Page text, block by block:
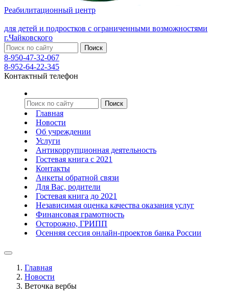
Реабилитационный центр
для детей и подростков с ограниченными возможностями
г.Чайковского
8-950-47-32-067
8-952-64-22-345
Контактный телефон
Главная
Новости
Об учреждении
Услуги
Антикоррупционная деятельность
Гостевая книга с 2021
Контакты
Анкеты обратной связи
Для Вас, родители
Гостевая книга до 2021
Независимая оценка качества оказания услуг
Финансовая грамотность
Осторожно, ГРИПП
Осенняя сессия онлайн-проектов банка России
Главная
Новости
Веточка вербы